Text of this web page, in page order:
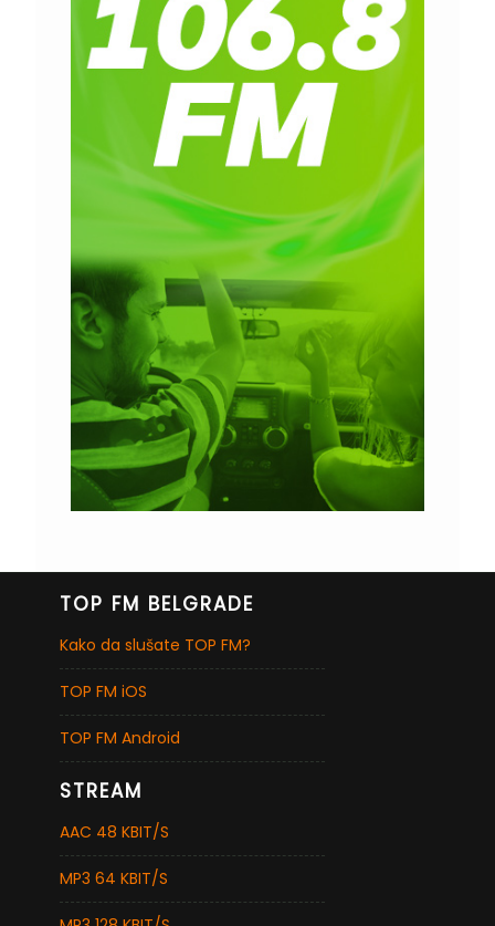
TOP FM BELGRADE
Kako da slušate TOP FM?
TOP FM iOS
TOP FM Android
STREAM
AAC 48 KBIT/S
MP3 64 KBIT/S